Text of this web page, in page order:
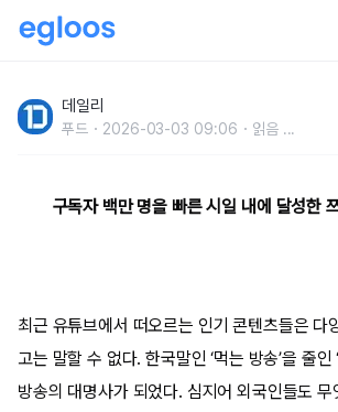
데일리
푸드 2026-03-03 09:06 읽음 ...
구독자 백만 명을 빠른 시일 내에 달성한
최근 유튜브에서 떠오르는 인기 콘텐츠들은 다
고는 말할 수 없다. 한국말인 ‘먹는 방송’을 줄인
방송의 대명사가 되었다. 심지어 외국인들도